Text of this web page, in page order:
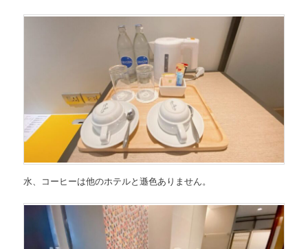
水、コーヒーは他のホテルと遜色ありません。